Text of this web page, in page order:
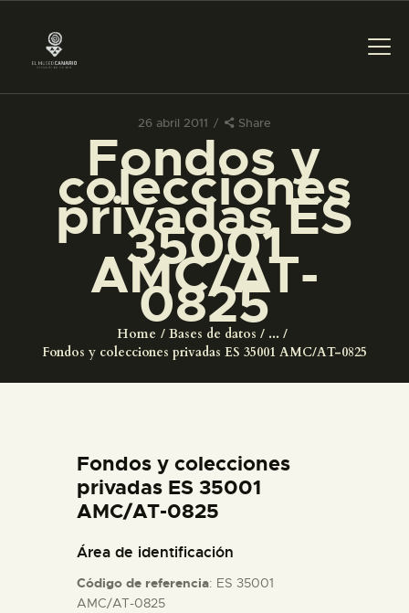
26 abril 2011 Share
Fondos y
colecciones
privadas ES
35001
AMC/AT-
0825
Home Bases de datos
...
Fondos y colecciones privadas ES 35001 AMC/AT-0825
PREPARAR LA VISITA
ACTIVIDADES
EL MUSEO
ESPAÑOL
ACTIVIDADES
Fondos y colecciones
privadas ES 35001
AMC/AT-0825
Área de identificación
Código de referencia: ES 35001
AMC/AT-0825